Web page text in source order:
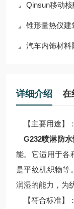
Qinsun移动
锥形量热仪建
汽车内饰材料
详细介绍 在
【主要用途】：
G232喷淋防
能。它适用于各
是平纹机织物等
润湿的能力，为
【符合标准】：